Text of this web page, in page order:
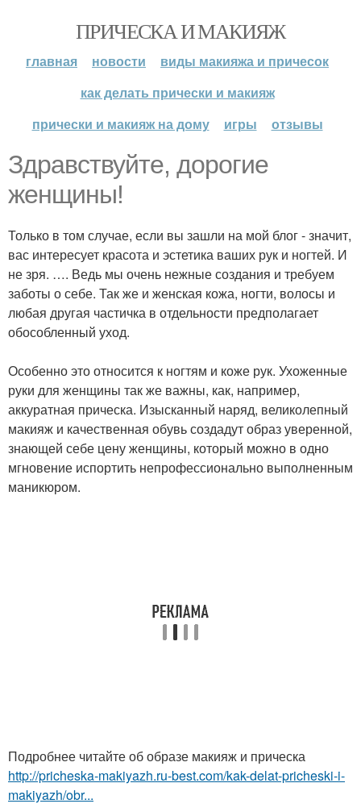
ПРИЧЕСКА И МАКИЯЖ
главная новости
виды макияжа и причесок
как делать прически и макияж
прически и макияж на дому
игры отзывы
Здравствуйте, дорогие
женщины!
Только в том случае, если вы зашли на мой блог - значит,
вас интересует красота и эстетика ваших рук и ногтей. И
не зря. …. Ведь мы очень нежные создания и требуем
заботы о себе. Так же и женская кожа, ногти, волосы и
любая другая частичка в отдельности предполагает
обособленный уход.
Особенно это относится к ногтям и коже рук. Ухоженные
руки для женщины так же важны, как, например,
аккуратная прическа. Изысканный наряд, великолепный
макияж и качественная обувь создадут образ уверенной,
знающей себе цену женщины, который можно в одно
мгновение испортить непрофессионально выполненным
маникюром.
Подробнее читайте об образе макияж и прическа
http://pricheska-makiyazh.ru-best.com/kak-delat-pricheski-i-
makiyazh/obr...